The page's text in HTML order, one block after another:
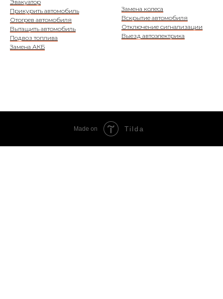
Эвакуатор
Прикурить автомобиль
Отогрев автомобиля
Вытащить автомобиль
Подвоз топлива
Замена АКБ
Замена колеса
Вскрытие автомобиля
Отключение сигнализации
Выезд автоэлектрика
Made on Tilda